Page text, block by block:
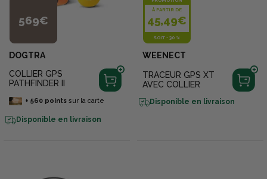
569€
DOGTRA
COLLIER GPS
PATHFINDER II
+ 560pointssur la carte
Disponible en livraison
À PARTIR DE
45,49€
SOIT -30 %
WEENECT
TRACEUR GPS XT
AVEC COLLIER
Disponible en livraison